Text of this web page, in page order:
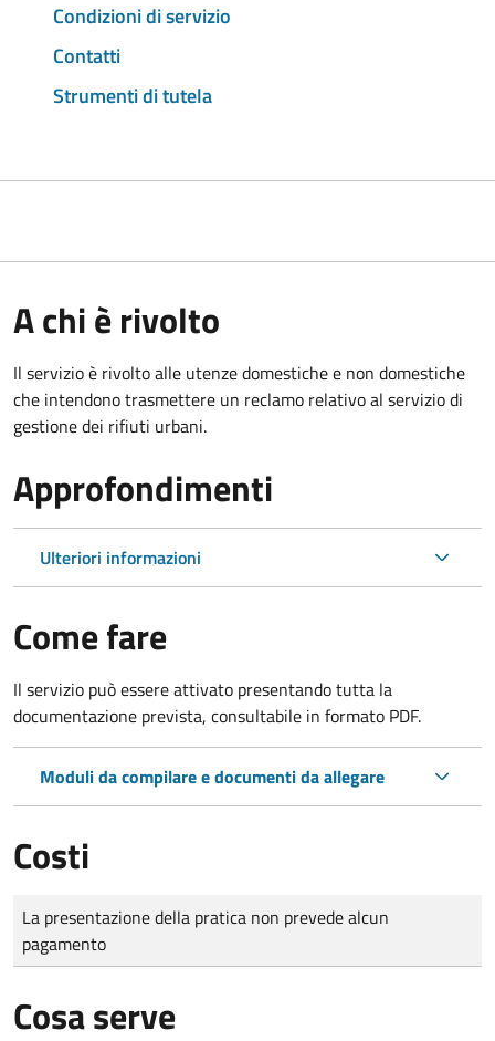
Condizioni di servizio
Contatti
Strumenti di tutela
A chi è rivolto
Il servizio è rivolto alle utenze domestiche e non domestiche
che intendono trasmettere un reclamo relativo al servizio di
gestione dei rifiuti urbani.
Approfondimenti
Ulteriori informazioni
Come fare
Il servizio può essere attivato presentando tutta la
documentazione prevista, consultabile in formato PDF.
Moduli da compilare e documenti da allegare
Costi
Tipo di pagamento
Importo
La presentazione della pratica non prevede alcun
pagamento
Cosa serve